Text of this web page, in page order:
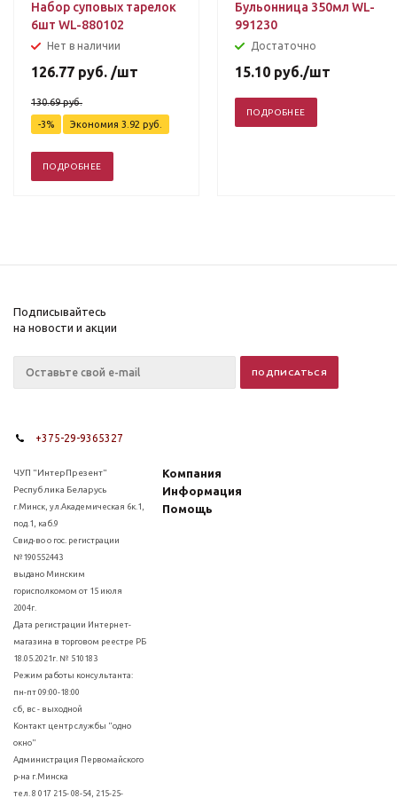
Набор суповых тарелок
6шт WL-880102
Нет в наличии
126.77 руб. /шт
130.69руб.
-3% Экономия 3.92 руб.
ПОДРОБНЕЕ
Бульонница 350мл WL-
991230
Достаточно
15.10 руб./шт
ПОДРОБНЕЕ
Подписывайтесь
на новости и акции
+375-29-9365327
ЧУП "ИнтерПрезент"
Республика Беларусь
г.Минск, ул.Академическая 6к.1,
под.1, каб.9
Свид-во о гос. регистрации
№190552443
выдано Минским
горисполкомом от 15 июля
2004г.
Дата регистрации Интернет-
магазина в торговом реестре РБ
18.05.2021г. № 510183
Режим работы консультанта:
пн-пт 09:00-18:00
сб, вс - выходной
Контакт центр службы "одно
окно"
Администрация Первомайского
р-на г.Минска
тел. 8 017 215- 08-54, 215-25-
Компания
Информация
Помощь